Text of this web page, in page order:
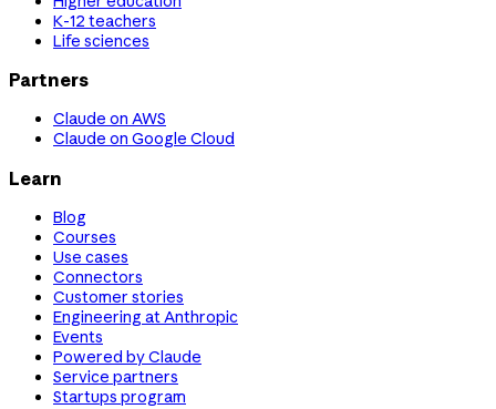
K-12 teachers
Life sciences
Partners
Claude on AWS
Claude on Google Cloud
Learn
Blog
Courses
Use cases
Connectors
Customer stories
Engineering at Anthropic
Events
Powered by Claude
Service partners
Startups program